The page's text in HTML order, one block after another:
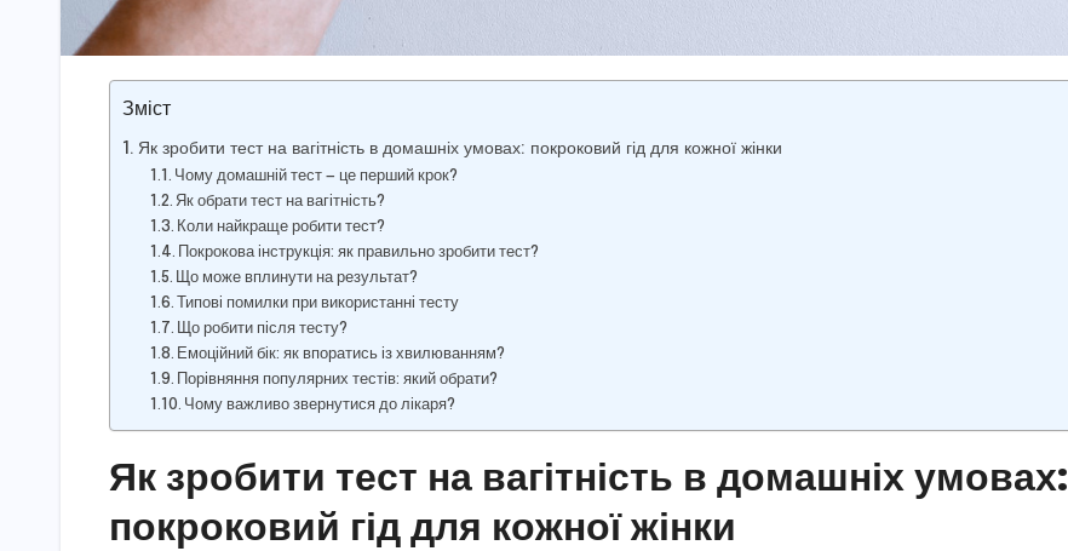
Зміст
Як зробити тест на вагітність в домашніх умовах: покроковий гід для кожної жінки
Чому домашній тест — це перший крок?
Як обрати тест на вагітність?
Коли найкраще робити тест?
Покрокова інструкція: як правильно зробити тест?
Що може вплинути на результат?
Типові помилки при використанні тесту
Що робити після тесту?
Емоційний бік: як впоратись із хвилюванням?
Порівняння популярних тестів: який обрати?
Чому важливо звернутися до лікаря?
Як зробити тест на вагітність в домашніх умовах:
покроковий гід для кожної жінки